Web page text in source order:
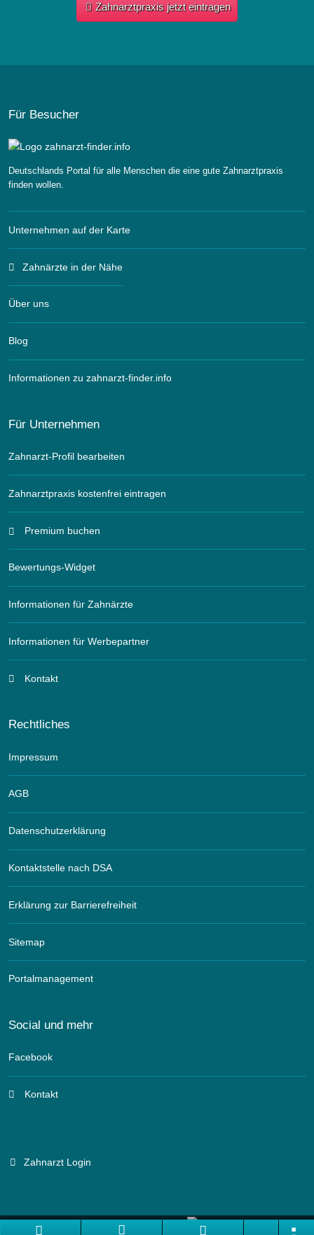
Zahnarztpraxis jetzt eintragen
Für Besucher
Deutschlands Portal für alle Menschen die eine gute Zahnarztpraxis
finden wollen.
Unternehmen auf der Karte
Zahnärzte in der Nähe
Über uns
Blog
Informationen zu zahnarzt-finder.info
Für Unternehmen
Zahnarzt-Profil bearbeiten
Zahnarztpraxis kostenfrei eintragen
Premium buchen
Bewertungs-Widget
Informationen für Zahnärzte
Informationen für Werbepartner
Kontakt
Rechtliches
Impressum
AGB
Datenschutzerklärung
Kontaktstelle nach DSA
Erklärung zur Barrierefreiheit
Sitemap
Portalmanagement
Social und mehr
Facebook
Kontakt
Zahnarzt Login
Branchenportal Software made in Germany